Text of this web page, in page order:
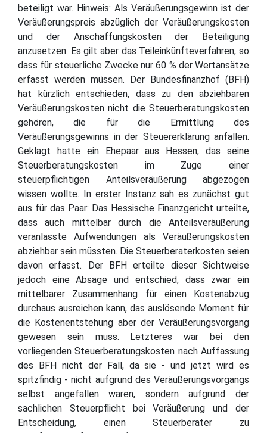
beteiligt war. Hinweis: Als Veräußerungsgewinn ist der
Veräußerungspreis abzüglich der Veräußerungskosten
und der Anschaffungskosten der Beteiligung
anzusetzen. Es gilt aber das Teileinkünfteverfahren, so
dass für steuerliche Zwecke nur 60 % der Wertansätze
erfasst werden müssen. Der Bundesfinanzhof (BFH)
hat kürzlich entschieden, dass zu den abziehbaren
Veräußerungskosten nicht die Steuerberatungskosten
gehören, die für die Ermittlung des
Veräußerungsgewinns in der Steuererklärung anfallen.
Geklagt hatte ein Ehepaar aus Hessen, das seine
Steuerberatungskosten im Zuge einer
steuerpflichtigen Anteilsveräußerung abgezogen
wissen wollte. In erster Instanz sah es zunächst gut
aus für das Paar: Das Hessische Finanzgericht urteilte,
dass auch mittelbar durch die Anteilsveräußerung
veranlasste Aufwendungen als Veräußerungskosten
abziehbar sein müssten. Die Steuerberaterkosten seien
davon erfasst. Der BFH erteilte dieser Sichtweise
jedoch eine Absage und entschied, dass zwar ein
mittelbarer Zusammenhang für einen Kostenabzug
durchaus ausreichen kann, das auslösende Moment für
die Kostenentstehung aber der Veräußerungsvorgang
gewesen sein muss. Letzteres war bei den
vorliegenden Steuerberatungskosten nach Auffassung
des BFH nicht der Fall, da sie - und jetzt wird es
spitzfindig - nicht aufgrund des Veräußerungsvorgangs
selbst angefallen waren, sondern aufgrund der
sachlichen Steuerpflicht bei Veräußerung und der
Entscheidung, einen Steuerberater zu